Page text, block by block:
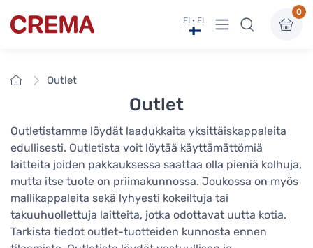
Crema FI · FI Näytä valikko
0
EtusivuOutlet
Outlet
Outletistamme löydät laadukkaita yksittäiskappaleita
edullisesti. Outletista voit löytää käyttämättömiä
laitteita joiden pakkauksessa saattaa olla pieniä kolhuja,
mutta itse tuote on priimakunnossa. Joukossa on myös
mallikappaleita sekä lyhyesti kokeiltuja tai
takuuhuollettuja laitteita, jotka odottavat uutta kotia.
Tarkista tiedot outlet-tuotteiden kunnosta ennen